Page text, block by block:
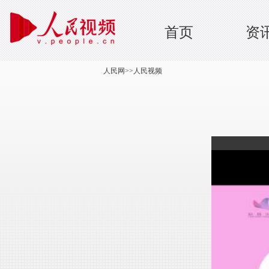
首页 资
人民网>> 人民视频